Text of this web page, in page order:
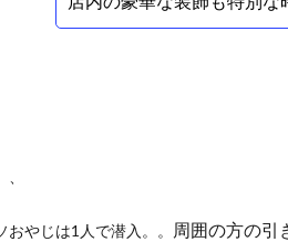
おやじは1人で潜入。。
周囲の方の引